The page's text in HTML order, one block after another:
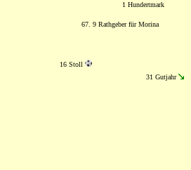
1 Hundertmark
67. 9 Rathgeber für Morina
16 Stoll
31 Gutjahr